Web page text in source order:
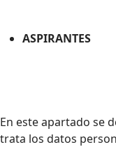
ASPIRANTES
En este apartado se
trata los datos